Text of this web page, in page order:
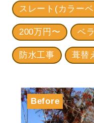
スレート(カラー
200万円〜 ベ
防水工事 葺替